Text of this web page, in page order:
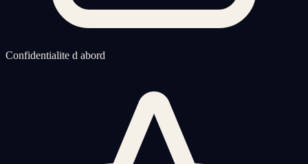
Confidentialite d abord